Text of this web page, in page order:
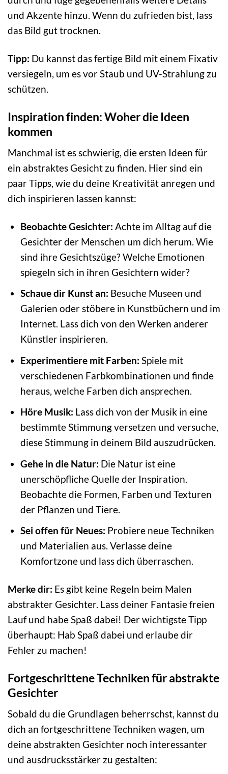
und Akzente hinzu. Wenn du zufrieden bist, lass
das Bild gut trocknen.
Tipp: Du kannst das fertige Bild mit einem Fixativ
versiegeln, um es vor Staub und UV-Strahlung zu
schützen.
Inspiration finden: Woher die Ideen
kommen
Manchmal ist es schwierig, die ersten Ideen für
ein abstraktes Gesicht zu finden. Hier sind ein
paar Tipps, wie du deine Kreativität anregen und
dich inspirieren lassen kannst:
Beobachte Gesichter: Achte im Alltag auf die
Gesichter der Menschen um dich herum. Wie
sind ihre Gesichtszüge? Welche Emotionen
spiegeln sich in ihren Gesichtern wider?
Schaue dir Kunst an: Besuche Museen und
Galerien oder stöbere in Kunstbüchern und im
Internet. Lass dich von den Werken anderer
Künstler inspirieren.
Experimentiere mit Farben: Spiele mit
verschiedenen Farbkombinationen und finde
heraus, welche Farben dich ansprechen.
Höre Musik: Lass dich von der Musik in eine
bestimmte Stimmung versetzen und versuche,
diese Stimmung in deinem Bild auszudrücken.
Gehe in die Natur: Die Natur ist eine
unerschöpfliche Quelle der Inspiration.
Beobachte die Formen, Farben und Texturen
der Pflanzen und Tiere.
Sei offen für Neues: Probiere neue Techniken
und Materialien aus. Verlasse deine
Komfortzone und lass dich überraschen.
Merke dir: Es gibt keine Regeln beim Malen
abstrakter Gesichter. Lass deiner Fantasie freien
Lauf und habe Spaß dabei! Der wichtigste Tipp
überhaupt: Hab Spaß dabei und erlaube dir
Fehler zu machen!
Fortgeschrittene Techniken für abstrakte
Gesichter
Sobald du die Grundlagen beherrschst, kannst du
dich an fortgeschrittene Techniken wagen, um
deine abstrakten Gesichter noch interessanter
und ausdrucksstärker zu gestalten: